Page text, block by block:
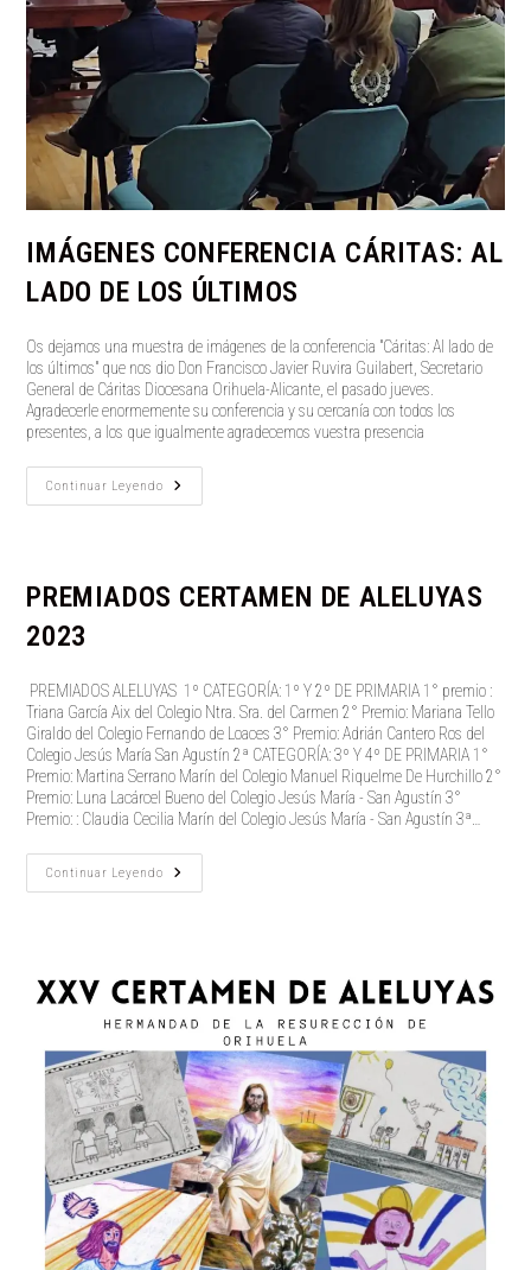
IMÁGENES CONFERENCIA CÁRITAS: AL
LADO DE LOS ÚLTIMOS
Os dejamos una muestra de imágenes de la conferencia "Cáritas: Al lado de
los últimos" que nos dio Don Francisco Javier Ruvira Guilabert, Secretario
General de Cáritas Diocesana Orihuela-Alicante, el pasado jueves.
Agradecerle enormemente su conferencia y su cercanía con todos los
presentes, a los que igualmente agradecemos vuestra presencia
Continuar Leyendo
Imágenes
Conferencia
Los
Últimos
PREMIADOS CERTAMEN DE ALELUYAS
2023
️ PREMIADOS ALELUYAS ️ 1º CATEGORÍA: 1º Y 2º DE PRIMARIA 1° premio :
Triana García Aix del Colegio Ntra. Sra. del Carmen 2° Premio: Mariana Tello
Giraldo del Colegio Fernando de Loaces 3° Premio: Adrián Cantero Ros del
Colegio Jesús María San Agustín 2ª CATEGORÍA: 3º Y 4º DE PRIMARIA 1°
Premio: Martina Serrano Marín del Colegio Manuel Riquelme De Hurchillo 2°
Premio: Luna Lacárcel Bueno del Colegio Jesús María - San Agustín 3°
Premio: : Claudia Cecilia Marín del Colegio Jesús María - San Agustín 3ª…
Continuar Leyendo
PREMIADOS
CERTAMEN